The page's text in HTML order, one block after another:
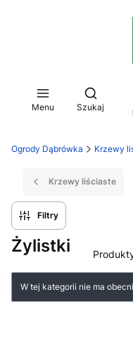
Menu
Otwórz
Szukaj
Ogrody Dąbrówka Krzewy
Krzewy liściaste
Filtry
Żylistki
Lista produktów
W tej kategorii nie ma